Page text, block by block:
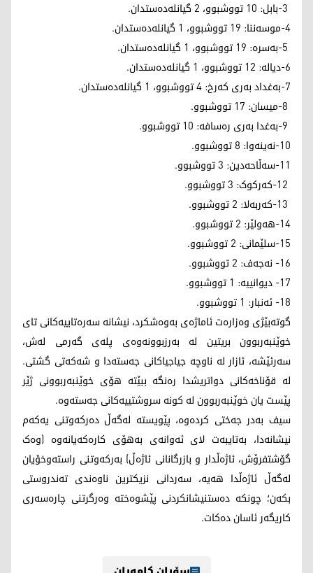
4-موسەننا: 19 تووشبوو، 1 گیانلەدەستدان.
6-دیالە: 12 تووشبوو، 1 گیانلەدەستدان.
7-بەغداد بەری کەرخ: 4 تووشبوو، 1 گیانلەدەستدان.
10-نەینەوا: 8 تووشبوو.
11-سەڵاحەدین: 3 تووشبوو.
14-هەولێر: 2 تووشبوو.
15-سلێمانی: 2 تووشبوو.
16- نەجەف: 2 تووشبوو.
17- دیوانییە: 1 تووشبوو.
18- ئەنبار: 1 تووشبوو.
گوتەبێژی وەزارەت ئاماژەی بەوەشکرد، نیشانە سەرەتاییەکانی تای
خوێنبەربوون بریتین لە بەرزبوونەوەی پلەی گەرمی لەش،
سەرئێشە، ئازار لە ناوچە جیاجیاکانی جەستەدا و شەکەتی گشتی.
لە قۆناخەکانی دواتریشدا رەنگە ببێتە هۆی خوێنبەربوونی ژێر
پێست یان خوێنبەربوون لە کونە سروشتییەکانی جەستەوە.
سیف بەدر جەختی کردەوە، پێویستە لەگەڵ دەرکەوتنی یەکەم
نیشانەدا، بەتایبەت لای ئەوانەی بەهۆی کارەکەیانەوە (وەک
گۆشتفرۆش، ئاژەڵدار و بازرگانانی ئاژەڵ) بەرکەوتنی راستەوخۆیان
لەگەڵ ئاژەڵدا هەیە، سەردانی نزیکترین ناوەندی تەندروستی
بکەن؛ چونکە دەستنیشانکردنی پێشوەختە وەرگرتنی چارەسەری
کاریگەر ئاسان دەکات.